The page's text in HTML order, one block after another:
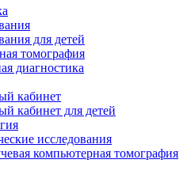
для детей
томография
диагностика
кабинет
кабинет для детей
исследования
компьютерная томография